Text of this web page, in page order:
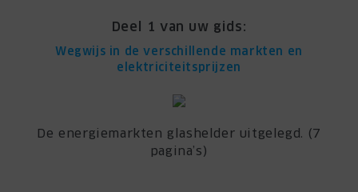
Deel 1 van uw gids:
Wegwijs in de verschillende markten en
elektriciteitsprijzen
De energiemarkten glashelder uitgelegd. (7
pagina’s)